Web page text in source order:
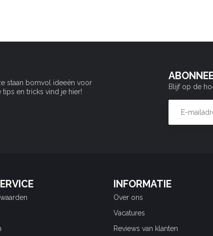
staan bomvol ideeën voor
en tricks vind je hier!
Blijf op de
INFORMATIE
Over ons
Vacatures
Reviews van klanten